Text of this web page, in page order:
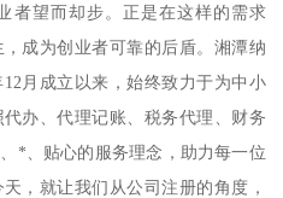
者望而却步。正是在这样的需求
成为创业者可靠的后盾。湘潭纳
月成立以来，始终致力于为中小
办、代理记账、税务代理、财务
*、贴心的服务理念，助力每一位
，就让我们从公司注册的角度，